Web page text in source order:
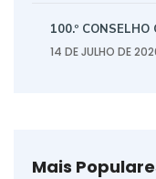
100.º
14 DE JULHO DE
Mais